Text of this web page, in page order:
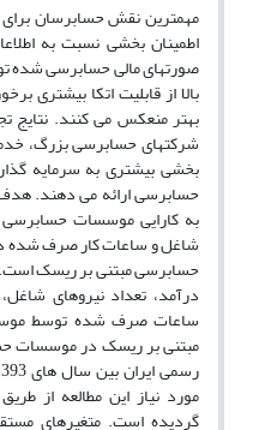
مهمترین نقش حسابرسان برای
اطمینان بخشی نسبت به
صورتهای مالی حسابرسی شده
بالا از قابلیت اتکا بیشتری
بهتر منعکس می کنند. نتایج
شرکتهای حسابرسی بزرگ،
بخشی بیشتری به سرمایه
حسابرسی ارائه می دهند.
به کارایی موسسات حسابرسی
شاغل و ساعات کار صرف شده
حسابرسی مبتنی بر ریسک است.
درآمد، تعداد نیروهای
ساعات صرف شده توسط
مبتنی بر ریسک در موسسات
مورد نیاز این مطالعه از
گردیده است. متغیرهای